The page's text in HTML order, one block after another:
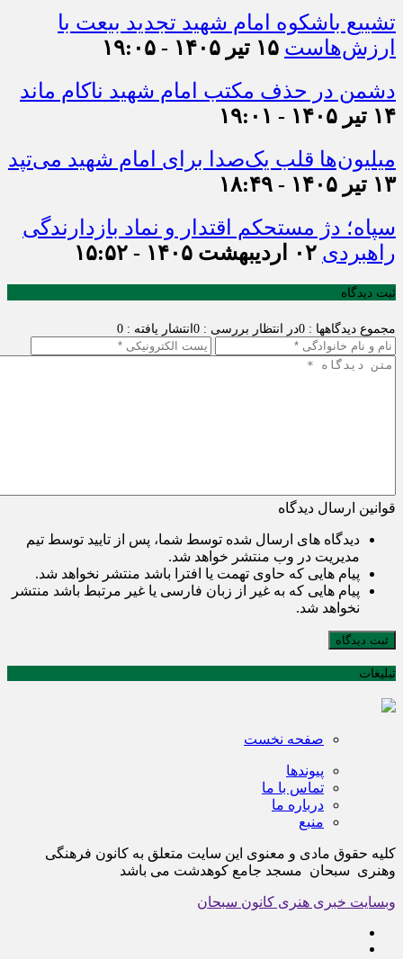
تشییع باشکوه امام شهید تجدید بیعت با
ارزش‌هاست ۱۵ تیر ۱۴۰۵ - ۱۹:۰۵
دشمن در حذف مکتب امام شهید ناکام ماند
۱۴ تیر ۱۴۰۵ - ۱۹:۰۱
میلیون‌ها قلب یک‌صدا برای امام شهید می‌تپد
۱۳ تیر ۱۴۰۵ - ۱۸:۴۹
سپاه؛ دژ مستحکم اقتدار و نماد بازدارندگی
راهبردی ۰۲ اردیبهشت ۱۴۰۵ - ۱۵:۵۲
ثبت دیدگاه
مجموع دیدگاهها : 0 در انتظار بررسی : 0 انتشار یافته : 0
قوانین ارسال دیدگاه
دیدگاه های ارسال شده توسط شما، پس از تایید توسط تیم
مدیریت در وب منتشر خواهد شد.
پیام هایی که حاوی تهمت یا افترا باشد منتشر نخواهد شد.
پیام هایی که به غیر از زبان فارسی یا غیر مرتبط باشد منتشر
نخواهد شد.
ثبت دیدگاه
تبلیغات
صفحه نخست
پیوندها
تماس با ما
درباره ما
منبع
کلیه حقوق مادی و معنوی این سایت متعلق به کانون فرهنگی
وهنری سبحان مسجد جامع کوهدشت می باشد
وبسایت خبری هنری کانون سبحان